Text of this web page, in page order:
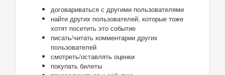
договариваться с другими пользователями
найти других пользователей, которые тоже
хотят посетить это событие
писать/читать комментарии других
пользователей
смотреть/оставлять оценки
покупать билеты